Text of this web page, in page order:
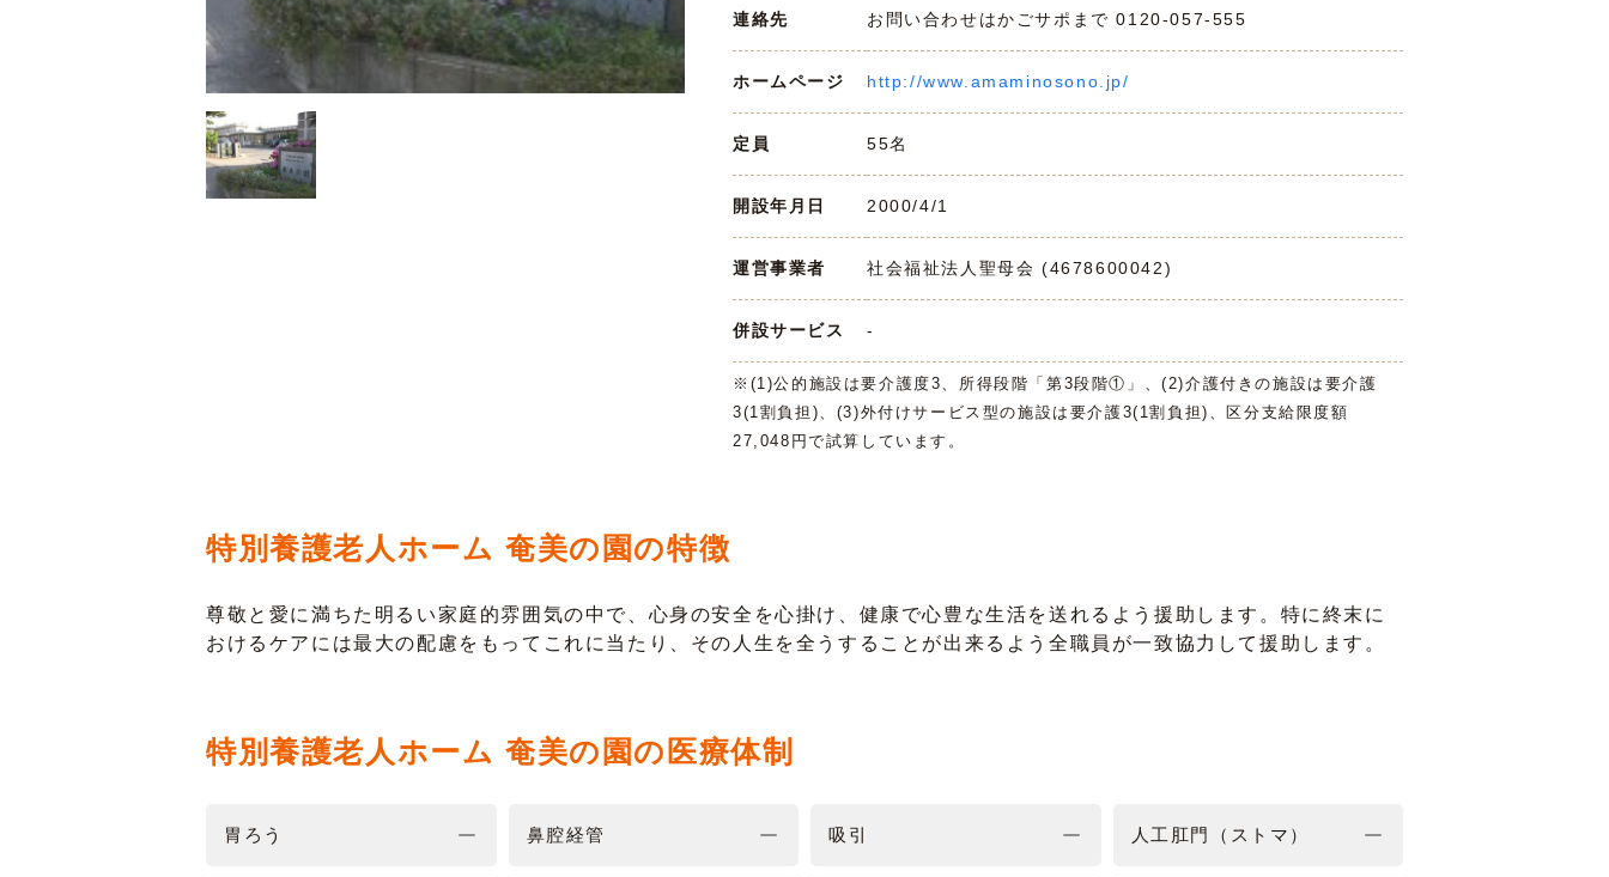
連絡先 お問い合わせはかごサポまで 0120-057-555
ホームページ http://www.amaminosono.jp/
定員 55名
開設年月日 2000/4/1
運営事業者 社会福祉法人聖母会 (4678600042)
併設サービス -
※(1)公的施設は要介護度3、所得段階「第3段階①」、(2)介護付きの施設は要介護
3(1割負担)、(3)外付けサービス型の施設は要介護3(1割負担)、区分支給限度額
27,048円で試算しています。
特別養護老人ホーム 奄美の園の特徴
尊敬と愛に満ちた明るい家庭的雰囲気の中で、心身の安全を心掛け、健康で心豊な生活を送れるよう援助します。特に終末に
おけるケアには最大の配慮をもってこれに当たり、その人生を全うすることが出来るよう全職員が一致協力して援助します。
特別養護老人ホーム 奄美の園の医療体制
胃ろう 鼻腔経管 吸引 人工肛門（ストマ）